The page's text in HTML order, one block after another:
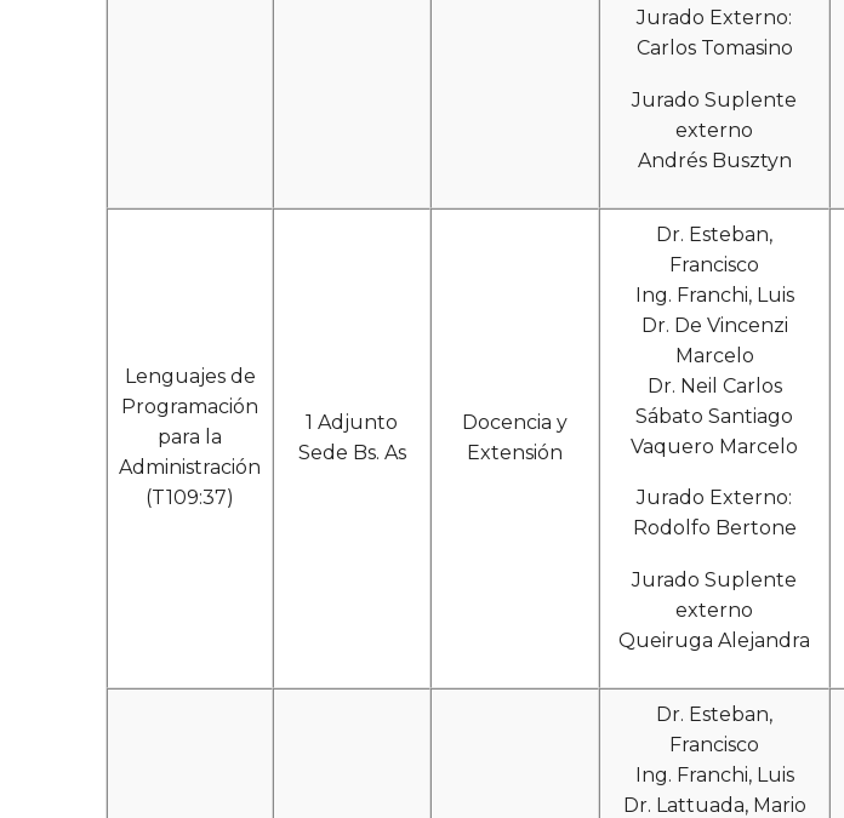
Jurado Externo:
Carlos Tomasino
Jurado Suplente
externo
Andrés Busztyn
Lenguajes de
Programación
para la
Administración
(T109:37)
1 Adjunto
Sede Bs. As
Docencia y
Extensión
Dr. Esteban,
Francisco
Ing. Franchi, Luis
Dr. De Vincenzi
Marcelo
Dr. Neil Carlos
Sábato Santiago
Vaquero Marcelo
Jurado Externo:
Rodolfo Bertone
Jurado Suplente
externo
Queiruga Alejandra
Dr. Esteban,
Francisco
Ing. Franchi, Luis
Dr. Lattuada, Mario